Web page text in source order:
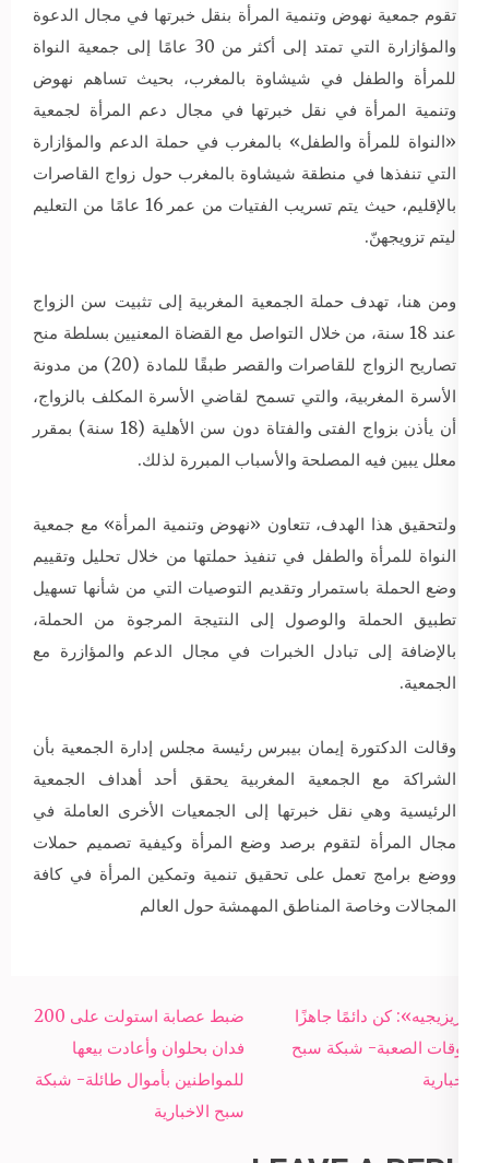
تقوم جمعية نهوض وتنمية المرأة بنقل خبرتها في مجال الدعوة
والمؤازارة التي تمتد إلى أكثر من 30 عامًا إلى جمعية النواة
للمرأة والطفل في شيشاوة بالمغرب، بحيث تساهم نهوض
وتنمية المرأة في نقل خبرتها في مجال دعم المرأة لجمعية
«النواة للمرأة والطفل» بالمغرب في حملة الدعم والمؤازارة
التي تنفذها في منطقة شيشاوة بالمغرب حول زواج القاصرات
بالإقليم، حيث يتم تسريب الفتيات من عمر 16 عامًا من التعليم
ليتم تزويجهنّ.
ومن هنا، تهدف حملة الجمعية المغربية إلى تثبيت سن الزواج
عند 18 سنة، من خلال التواصل مع القضاة المعنيين بسلطة منح
تصاريح الزواج للقاصرات والقصر طبقًا للمادة (20) من مدونة
الأسرة المغربية، والتي تسمح لقاضي الأسرة المكلف بالزواج،
أن يأذن بزواج الفتى والفتاة دون سن الأهلية (18 سنة) بمقرر
معلل يبين فيه المصلحة والأسباب المبررة لذلك.
ولتحقيق هذا الهدف، تتعاون «نهوض وتنمية المرأة» مع جمعية
النواة للمرأة والطفل في تنفيذ حملتها من خلال تحليل وتقييم
وضع الحملة باستمرار وتقديم التوصيات التي من شأنها تسهيل
تطبيق الحملة والوصول إلى النتيجة المرجوة من الحملة،
بالإضافة إلى تبادل الخبرات في مجال الدعم والمؤازرة مع
الجمعية.
وقالت الدكتورة إيمان بيبرس رئيسة مجلس إدارة الجمعية بأن
الشراكة مع الجمعية المغربية يحقق أحد أهداف الجمعية
الرئيسية وهي نقل خبرتها إلى الجمعيات الأخرى العاملة في
مجال المرأة لتقوم برصد وضع المرأة وكيفية تصميم حملات
ووضع برامج تعمل على تحقيق تنمية وتمكين المرأة في كافة
المجالات وخاصة المناطق المهمشة حول العالم
Post
navigation
ضبط عصابة استولت على 200
فدان بحلوان وأعادت بيعها
للمواطنين بأموال طائلة- شبكة
سبح الاخبارية
«تريزيجيه»: كن دائمًا جاهزًا
للأوقات الصعبة- شبكة سبح
الاخبارية